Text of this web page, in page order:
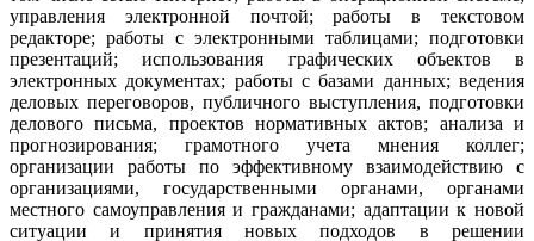
управления электронной почтой; работы в текстовом
редакторе; работы с электронными таблицами; подготовки
презентаций; использования графических объектов в
электронных документах; работы с базами данных; ведения
деловых переговоров, публичного выступления, подготовки
делового письма, проектов нормативных актов; анализа и
прогнозирования; грамотного учета мнения коллег;
организации работы по эффективному взаимодействию с
организациями, государственными органами, органами
местного самоуправления и гражданами; адаптации к новой
ситуации и принятия новых подходов в решении